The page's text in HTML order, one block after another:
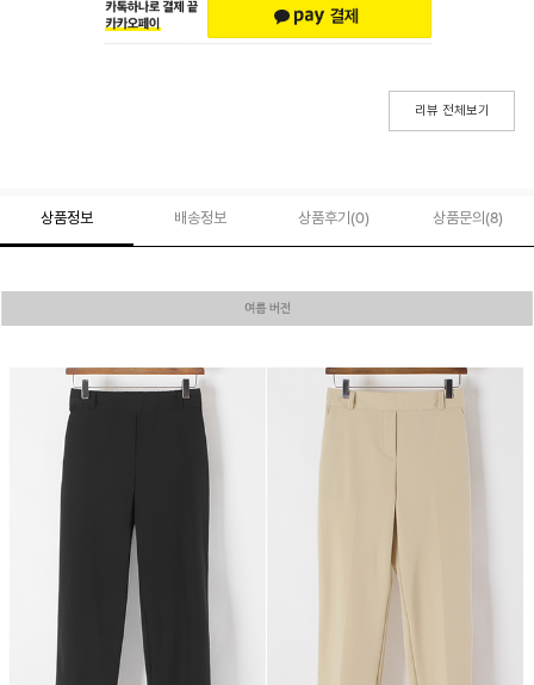
리뷰 전체보기
상품정보 배송정보 상품후기(0) 상품문의 (8)